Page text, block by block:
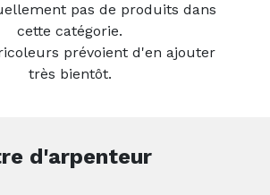
pas de produits dans
cette catégorie.
prévoient d'en ajouter
très bientôt.
d'arpenteur